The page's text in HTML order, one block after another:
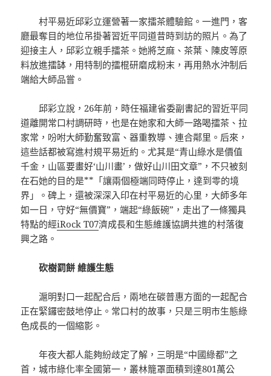
村平易近邱彩立運營著一家擂茶體驗館。一進門，客
廳最奪目的地位吊掛著習近平同道昔時到訪的照片。為了
迎接主人，邱彩立親手擂茶。她將芝麻、茶葉、陳皮等原
料放進擂缽，用特制的擂棍研磨成粉末，再用熱水沖制后
端給大師品嘗。
邱彩立說，26年前，時任福建省委副書記的習近平同
道離開常口村調研時，也是在她家和大師一路喝擂茶、拉
家常，吩咐大師勤奮致富、器重教導、連合鄰里。后來，
這些話都被寫進村規平易近約。尤其是“青山綠水是價值
千金，山區要畫好‘山川畫’，做好山川田文章”，不只被刻
在石她的目的是**「讓兩個極端同時停止，達到零的境
界」。碑上，還被深深入印在村平易近的心里，大師多年
如一日，守好“無價寶”，端起“綠飯碗”，走出了一條獨具
特點的經iRock T07濟成長和生態維護協調共進的村落復
興之路。
砍樹罰餅 維護生態
滬明對口一起配合后，兩地在碳普惠方面的一起配合
正在緊鑼密鼓地停止。常口村的故事，只是三明市生態綠
色成長的一個縮影。
年夜大都人能夠紛歧定了解，三明是“中國綠都”之
首，城市綠化率全國第一，叢林籠罩面積到達801萬公